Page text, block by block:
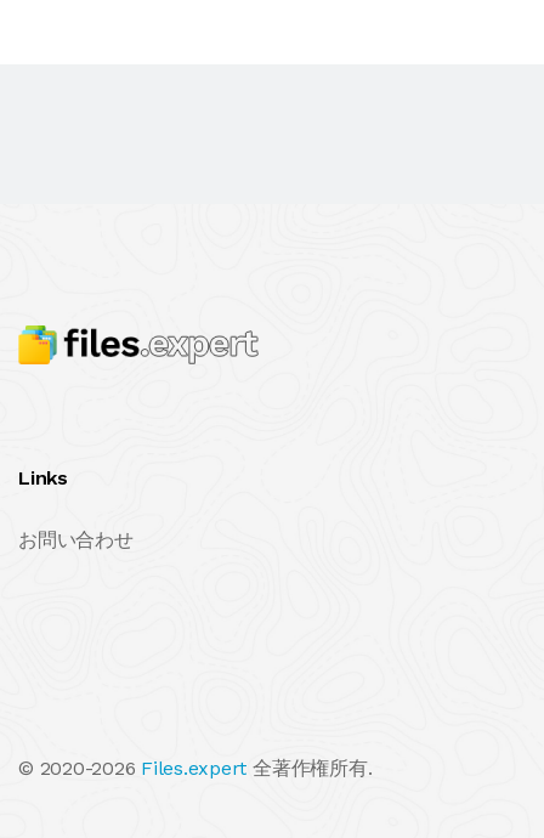
Links
お問い合わせ
© 2020-2026 Files.expert 全著作権所有.